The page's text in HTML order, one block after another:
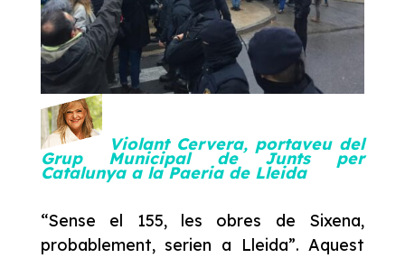
Violant Cervera, portaveu del
Grup Municipal de Junts per
Catalunya a la Paeria de Lleida
“Sense el 155, les obres de Sixena,
probablement, serien a Lleida”. Aquest